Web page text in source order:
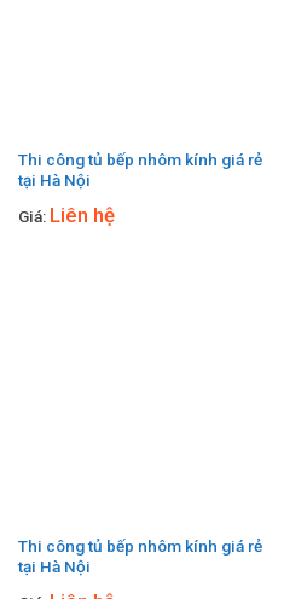
Thi công tủ bếp nhôm kính giá rẻ
tại Hà Nội
Giá: Liên hệ
Thi công tủ bếp nhôm kính giá rẻ
tại Hà Nội